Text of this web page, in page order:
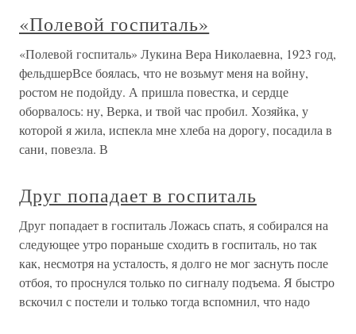
«Полевой госпиталь»
«Полевой госпиталь» Лукина Вера Николаевна, 1923 год,
фельдшерВсе боялась, что не возьмут меня на войну,
ростом не подойду. А пришла повестка, и сердце
оборвалось: ну, Верка, и твой час пробил. Хозяйка, у
которой я жила, испекла мне хлеба на дорогу, посадила в
сани, повезла. В
Друг попадает в госпиталь
Друг попадает в госпиталь Ложась спать, я собирался на
следующее утро пораньше сходить в госпиталь, но так
как, несмотря на усталость, я долго не мог заснуть после
отбоя, то проснулся только по сигналу подъема. Я быстро
вскочил с постели и только тогда вспомнил, что надо